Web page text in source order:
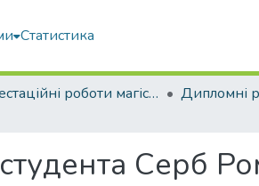
Статистика
Атестаційні роботи магістрів Дипломні
Серб